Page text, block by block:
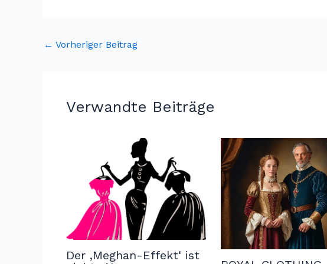
← Vorheriger Beitrag
Verwandte Beiträge
Der ‚Meghan-Effekt‘ ist